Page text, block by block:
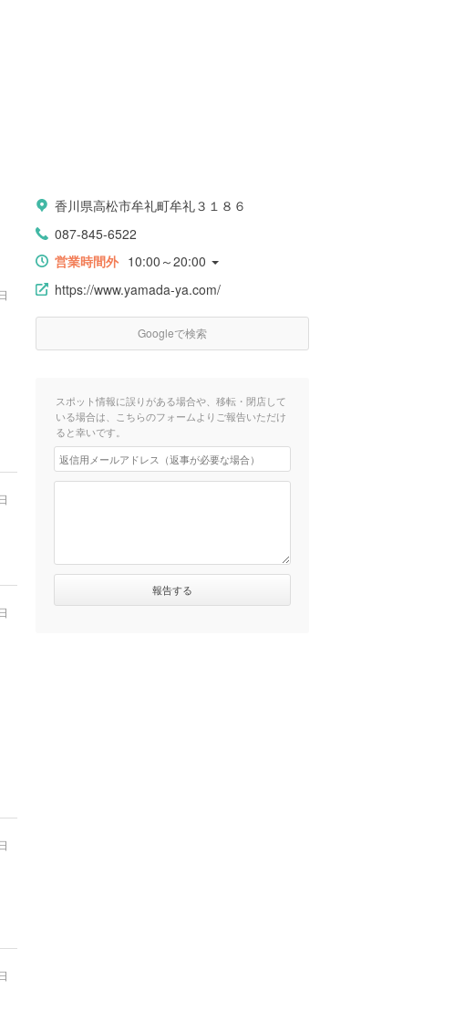
香川県高松市牟礼町牟礼３１８６
087-845-6522
営業時間外 10:00～20:00
https://www.yamada-ya.com/
Googleで検索
スポット情報に誤りがある場合や、移転・閉店して
いる場合は、こちらのフォームよりご報告いただけ
ると幸いです。